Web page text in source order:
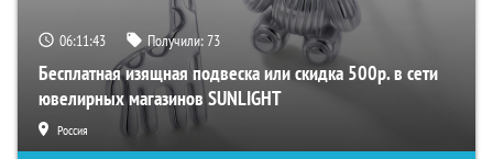
06:11:43 Получили:73
Бесплатная изящная подвеска или скидка 500р. в сети
ювелирных магазинов SUNLIGHT
Россия